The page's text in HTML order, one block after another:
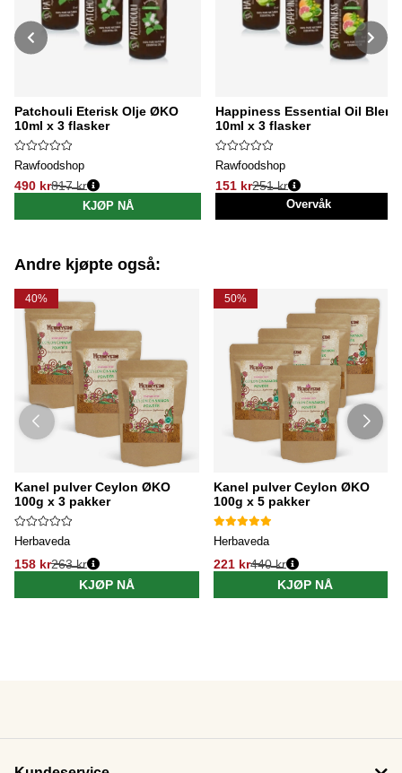
Patchouli Eterisk Olje ØKO
10ml x 3 flasker
Rawfoodshop
490 kr
Vanlig pris:
817 kr
KJØP NÅ
Happiness Essential Oil Blend
10ml x 3 flasker
Rawfoodshop
151 kr
Vanlig pris:
251 kr
Overvåk
Andre kjøpte også:
40%
Kanel pulver Ceylon ØKO
100g x 3 pakker
Herbaveda
158 kr263 kr
KJØP NÅ
50%
Kanel pulver Ceylon ØKO
100g x 5 pakker
Herbaveda
221 kr440 kr
KJØP NÅ